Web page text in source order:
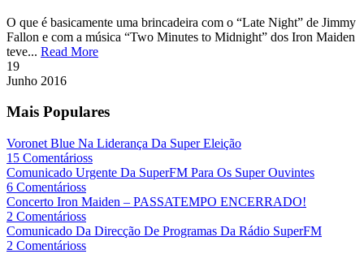
O que é basicamente uma brincadeira com o “Late Night” de Jimmy
Fallon e com a música “Two Minutes to Midnight” dos Iron Maiden
teve... Read More
19
Junho 2016
Mais Populares
Voronet Blue Na Liderança Da Super Eleição
15 Comentárioss
Comunicado Urgente Da SuperFM Para Os Super Ouvintes
6 Comentárioss
Concerto Iron Maiden – PASSATEMPO ENCERRADO!
2 Comentárioss
Comunicado Da Direcção De Programas Da Rádio SuperFM
2 Comentárioss